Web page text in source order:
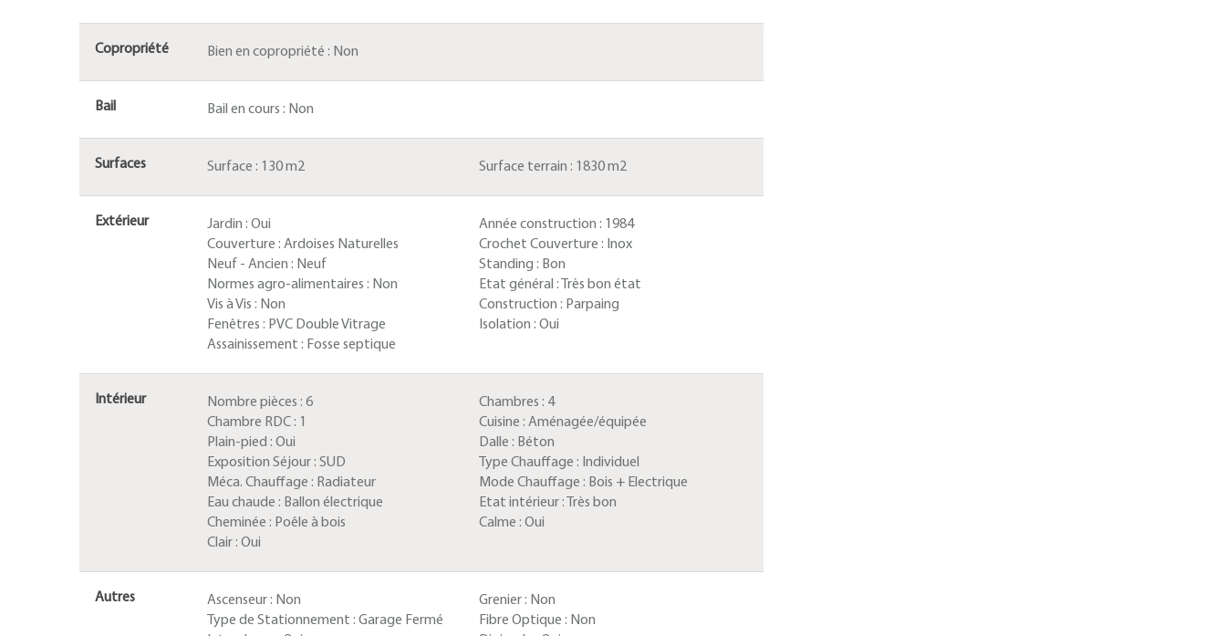
Copropriété Bien en copropriété : Non
Bail Bail en cours : Non
Surfaces Surface : 130 m2 Surface terrain : 1830 m2
Extérieur Jardin : Oui Année construction : 1984
Couverture : Ardoises Naturelles Crochet Couverture : Inox
Neuf - Ancien : Neuf Standing : Bon
Normes agro-alimentaires : Non Etat général :
Très bon état
Vis à Vis : Non Construction : Parpaing
Fenêtres : PVC Double Vitrage Isolation : Oui
Assainissement : Fosse septique
Intérieur Nombre pièces : 6 Chambres : 4
Chambre RDC : 1 Cuisine : Aménagée/équipée
Plain-pied : Oui Dalle : Béton
Exposition Séjour : SUD Type Chauffage : Individuel
Méca. Chauffage : Radiateur Mode Chauffage : Bois + Electrique
Eau chaude : Ballon électrique Etat intérieur :
Très bon
Cheminée : Poêle à bois Calme : Oui
Clair : Oui
Autres Ascenseur : Non Grenier : Non
Type de Stationnement : Garage Fermé Fibre Optique : Non